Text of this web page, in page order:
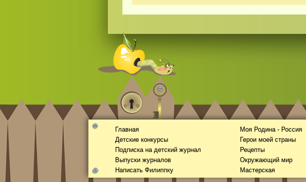
Главная
Детские конкурсы
Подписка на детский журнал
Выпуски журналов
Написать Филиппку
Моя Родина - Россия
Герои моей страны
Рецепты
Окружающий мир
Мастерская